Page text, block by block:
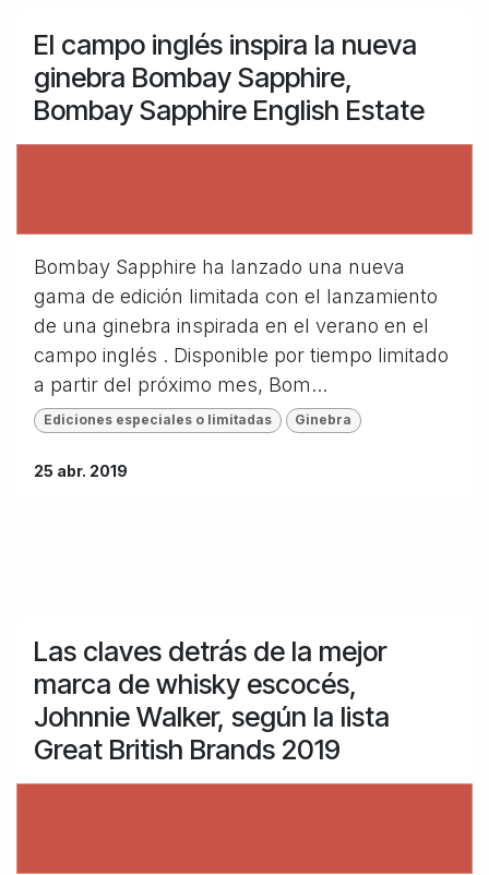
El campo inglés inspira la nueva
ginebra Bombay Sapphire,
Bombay Sapphire English Estate
Bombay Sapphire ha lanzado una nueva
gama de edición limitada con el lanzamiento
de una ginebra inspirada en el verano en el
campo inglés . Disponible por tiempo limitado
a partir del próximo mes, Bom...
Ediciones especiales o limitadas Ginebra
25 abr. 2019
Las claves detrás de la mejor
marca de whisky escocés,
Johnnie Walker, según la lista
Great British Brands 2019